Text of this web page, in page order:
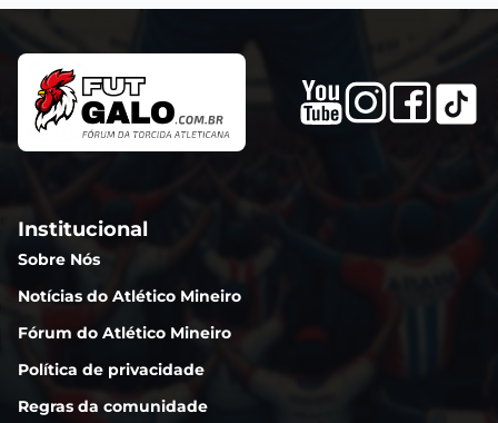
Institucional
Sobre Nós
Notícias do Atlético Mineiro
Fórum do Atlético Mineiro
Política de privacidade
Regras da comunidade